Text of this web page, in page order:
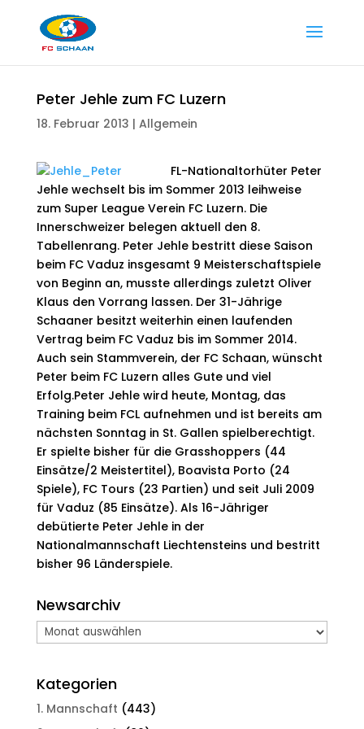
Peter Jehle zum FC Luzern
18. Februar 2013 | Allgemein
FL-Nationaltorhüter Peter
Jehle wechselt bis im Sommer 2013 leihweise
zum Super League Verein FC Luzern. Die
Innerschweizer belegen aktuell den 8.
Tabellenrang. Peter Jehle bestritt diese Saison
beim FC Vaduz insgesamt 9 Meisterschaftspiele
von Beginn an, musste allerdings zuletzt Oliver
Klaus den Vorrang lassen. Der 31-Jährige
Schaaner besitzt weiterhin einen laufenden
Vertrag beim FC Vaduz bis im Sommer 2014.
Auch sein Stammverein, der FC Schaan, wünscht
Peter beim FC Luzern alles Gute und viel
Erfolg.Peter Jehle wird heute, Montag, das
Training beim FCL aufnehmen und ist bereits am
nächsten Sonntag in St. Gallen spielberechtigt.
Er spielte bisher für die Grasshoppers (44
Einsätze/2 Meistertitel), Boavista Porto (24
Spiele), FC Tours (23 Partien) und seit Juli 2009
für Vaduz (85 Einsätze). Als 16-Jähriger
debütierte Peter Jehle in der
Nationalmannschaft Liechtensteins und bestritt
bisher 96 Länderspiele.
Newsarchiv
Newsarchiv
Kategorien
1. Mannschaft (443)